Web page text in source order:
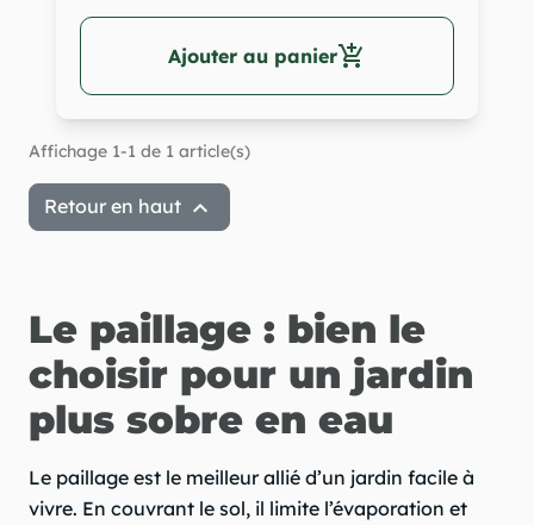
Ajouter au panieradd_shopping_cart
Affichage 1-1 de 1 article(s)
Retour en haut 
Le paillage : bien le
choisir pour un jardin
plus sobre en eau
Le paillage est le meilleur allié d’un jardin facile à
vivre. En couvrant le sol, il limite l’évaporation et